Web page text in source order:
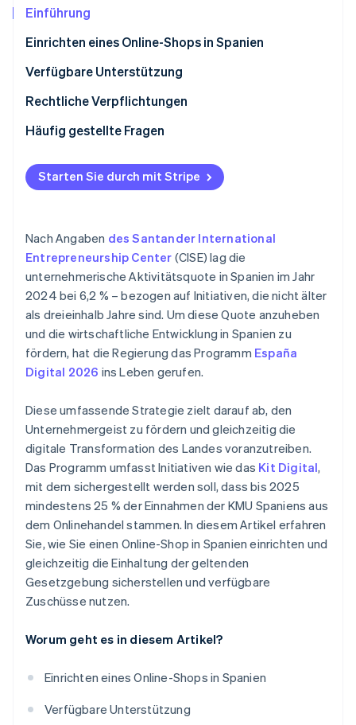
Start-up-Gründung
Climate
CO₂-Entnahme
Stripe-Sessions 2026
Erfahren Sie, wie Stripe Lösungen für die
Partner
Einführung
Einrichten eines Online-Shops in Spanien
Auswählen einer E-Commerce-Plattform
Integration von Zahlungs-Gateways in Ihren Shop
Testen
Bewerbung des Online-Shops
Verfügbare Unterstützung
Rechtliche Verpflichtungen
Steuerliche Verpflichtungen
Gesetzliche Verpflichtungen
Häufig gestellte Fragen
Müssen sich Eigentümer als Selbstständige oder
Einzelunternehmer registrieren, um einen Online-
Shop in Spanien einzurichten?
Spanien?
Ist für den Verkauf von Produkten in einem Online-
Shop ein physischer Standort erforderlich?
Welche Zahlungsmethoden werden für Online-
Shops in Spanien empfohlen?
Starten Sie durch mit Stripe
Nach Angaben des Santander International
Entrepreneurship Center (CISE) lag die
unternehmerische Aktivitätsquote in Spanien im Jahr
2024 bei 6,2 % – bezogen auf Initiativen, die nicht älter
als dreieinhalb Jahre sind. Um diese Quote anzuheben
und die wirtschaftliche Entwicklung in Spanien zu
fördern, hat die Regierung das Programm España
Digital 2026 ins Leben gerufen.
Diese umfassende Strategie zielt darauf ab, den
Unternehmergeist zu fördern und gleichzeitig die
digitale Transformation des Landes voranzutreiben.
Das Programm umfasst Initiativen wie das Kit Digital,
mit dem sichergestellt werden soll, dass bis 2025
mindestens 25 % der Einnahmen der KMU Spaniens aus
dem Onlinehandel stammen. In diesem Artikel erfahren
Sie, wie Sie einen Online-Shop in Spanien einrichten und
gleichzeitig die Einhaltung der geltenden
Gesetzgebung sicherstellen und verfügbare
Zuschüsse nutzen.
Worum geht es in diesem Artikel?
Einrichten eines Online-Shops in Spanien
Verfügbare Unterstützung